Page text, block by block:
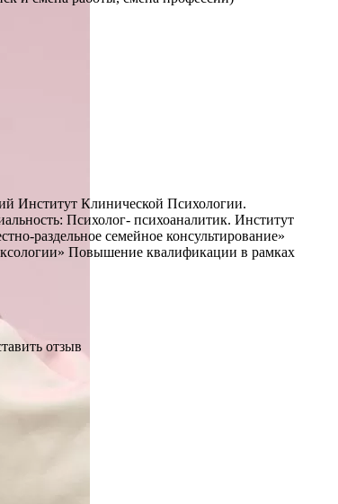
Институт Клинической Психологии.
Психолог- психоаналитик. Институт
раздельное семейное консультирование»
Повышение квалификации в рамках
отзыв